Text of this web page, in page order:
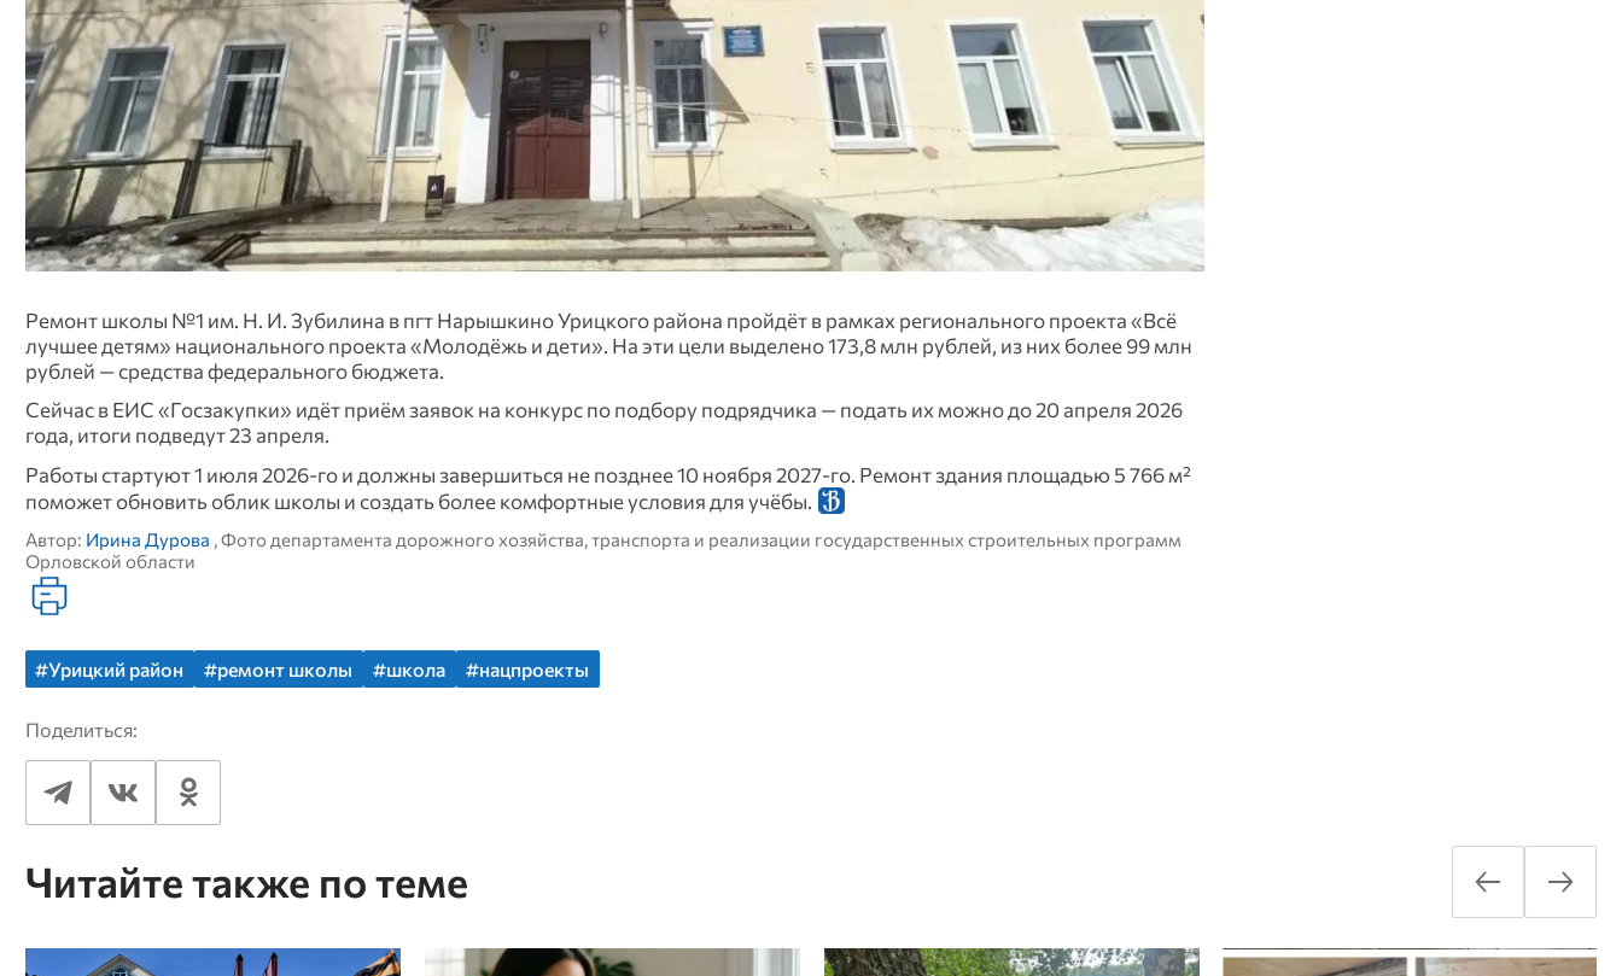
Ремонт школы №1 им. Н. И. Зубилина в пгт Нарышкино Урицкого района пройдёт в рамках регионального проекта «Всё
лучшее детям» национального проекта «Молодёжь и дети». На эти цели выделено 173,8 млн рублей, из них более 99 млн
рублей — средства федерального бюджета.
Сейчас в ЕИС «Госзакупки» идёт приём заявок на конкурс по подбору подрядчика — подать их можно до 20 апреля 2026
года, итоги подведут 23 апреля.
Работы стартуют 1 июля 2026‑го и должны завершиться не позднее 10 ноября 2027‑го. Ремонт здания площадью 5 766 м²
поможет обновить облик школы и создать более комфортные условия для учёбы.
Автор: Ирина Дурова , Фото департамента дорожного хозяйства, транспорта и реализации государственных строительных программ
Орловской области
#Урицкий район #ремонт школы #школа #нацпроекты
Поделиться:
Читайте также по теме